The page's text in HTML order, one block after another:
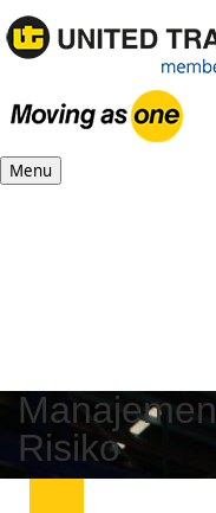
Menu
Manajemen
Risiko